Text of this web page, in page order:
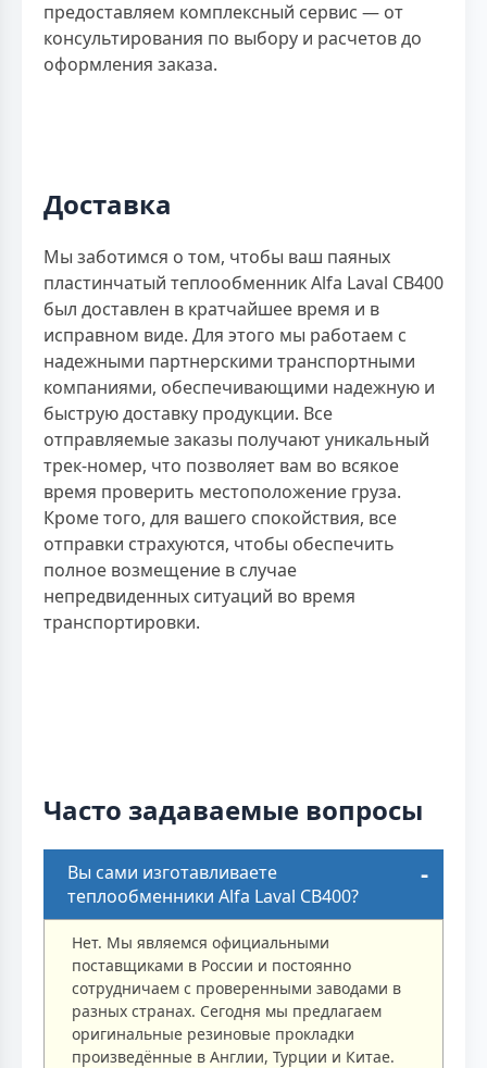
предоставляем комплексный сервис — от
консультирования по выбору и расчетов до
оформления заказа.
Доставка
Мы заботимся о том, чтобы ваш паяных
пластинчатый теплообменник Alfa Laval CB400
был доставлен в кратчайшее время и в
исправном виде. Для этого мы работаем с
надежными партнерскими транспортными
компаниями, обеспечивающими надежную и
быструю доставку продукции. Все
отправляемые заказы получают уникальный
трек-номер, что позволяет вам во всякое
время проверить местоположение груза.
Кроме того, для вашего спокойствия, все
отправки страхуются, чтобы обеспечить
полное возмещение в случае
непредвиденных ситуаций во время
транспортировки.
Часто задаваемые вопросы
Вы сами изготавливаете
теплообменники Alfa Laval CB400?
Нет. Мы являемся официальными
поставщиками в России и постоянно
сотрудничаем с проверенными заводами в
разных странах. Сегодня мы предлагаем
оригинальные резиновые прокладки
произведённые в Англии, Турции и Китае.